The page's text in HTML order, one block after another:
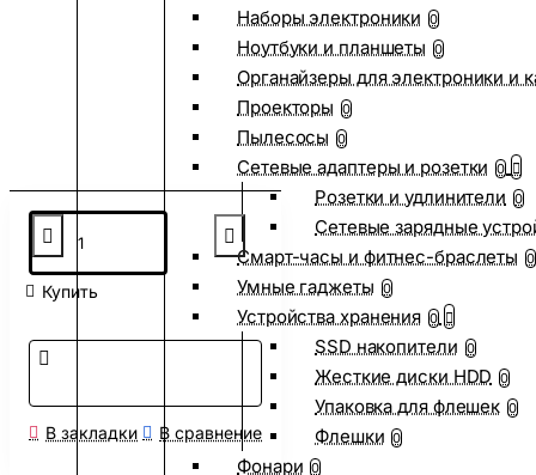
Наборы электроники 0
Ноутбуки и планшеты 0
Органайзеры для электроники и
Проекторы 0
Пылесосы 0
Сетевые адаптеры и розетки 0
Розетки и удлинители 0
Сетевые зарядные
Смарт-часы и фитнес-браслеты 0
Умные гаджеты 0
Устройства хранения 0
SSD накопители 0
Жесткие диски HDD 0
Упаковка для флешек 0
Флешки 0
Фонари 0
Купить
В закладки В сравнение